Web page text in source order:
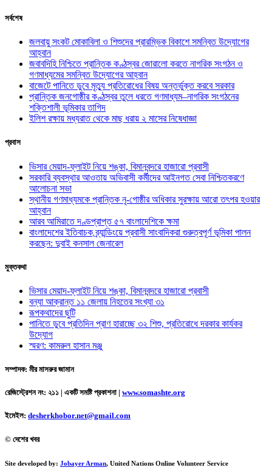
সর্বশেষ
জলবায়ু সংকট মোকাবিলা ও শিশুদের প্রারম্ভিক বিকাশে সমন্বিত উদ্যোগের
আহ্বান
জবাবদিহি নিশ্চিতে প্রান্তিক কণ্ঠস্বর জোরালো করতে নাগরিক সংগঠন ও
গণমাধ্যমের সমন্বিত উদ্যোগের আহ্বান
বাজেটে পানিতে ডুবে মৃত্যু প্রতিরোধের বিষয় অন্তর্ভুক্ত করবে সরকার
প্রান্তিক জনগোষ্ঠীর কণ্ঠস্বর তুলে ধরতে গণমাধ্যম–নাগরিক সংগঠনের
শক্তিশালী ভূমিকার তাগিদ
ইলিশ রক্ষায় মধ্যরাত থেকে মাছ ধরায় ২ মাসের নিষেধাজ্ঞা
প্রবাস
ভিসার মেয়াদ-ফ্লাইট নিয়ে শঙ্কা, বিমানবন্দরে হাজারো প্রবাসী
সরকারি ব্যবস্থার আওতায় অভিবাসী কর্মীদের আইনগত সেবা নিশ্চিতকরণে
আলোচনা সভা
স্থানীয় গণমাধ্যমকে প্রান্তিক নৃ-গোষ্ঠীর অধিকার সুরক্ষায় আরো তৎপর হওয়ার
আহ্বান
আরব আমিরাতে দণ্ডপ্রাপ্ত ৫৭ বাংলাদেশিকে ক্ষমা
বাংলাদেশের ইতিবাচক ব্র্যান্ডিংয়ে প্রবাসী সাংবাদিকরা গুরুত্বপূর্ণ ভূমিকা পালন
করছেন: দুবাই কনসাল জেনারেল
মুক্তকথা
ভিসার মেয়াদ-ফ্লাইট নিয়ে শঙ্কা, বিমানবন্দরে হাজারো প্রবাসী
বন্যা আক্রান্ত ১১ জেলায় নিহতের সংখ্যা ৩১
রূপকথাদের ছুটি
পানিতে ডুবে প্রতিদিন প্রাণ হারাচ্ছে ৩২ শিশু, প্রতিরোধে দরকার কার্যকর
উদ্যোগ
স্মরণ: কামরুল হাসান মঞ্জু
সম্পাদক: মীর মাসরুর জামান
রেজিস্ট্রেশন নং: ২১১ | একটি সমষ্টি প্রকাশনা | www.somashte.org
ইমেইল: desherkhobor.net@gmail.com
© দেশের খবর
Site developed by: Jobayer Arman, United Nations Online Volunteer Service